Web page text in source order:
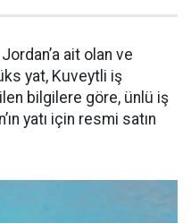
ait olan ve
yat, Kuveytli iş
bilgilere göre, ünlü iş
yatı için resmi satın